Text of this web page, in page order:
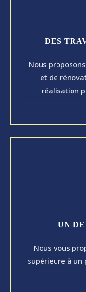
DES
Nous
et de
réalisation
UN
Nous vous
supérieure à